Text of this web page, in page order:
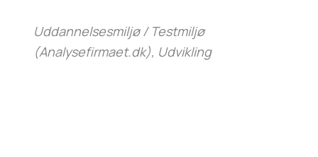
Uddannelsesmiljø / Testmiljø
(Analysefirmaet.dk), Udvikling